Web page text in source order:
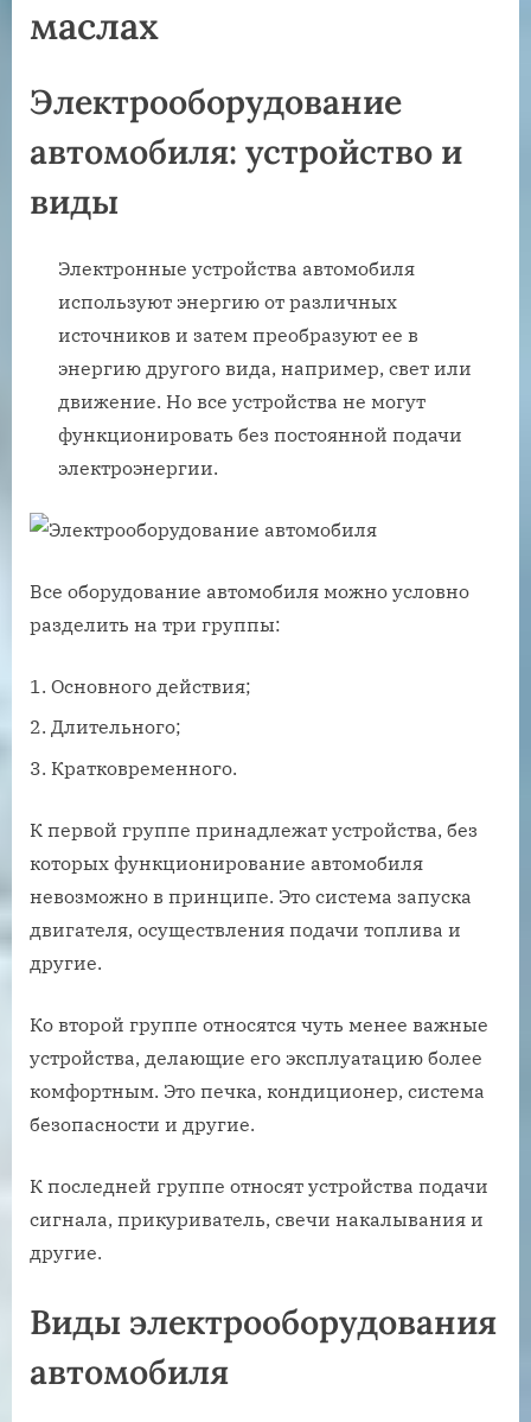
маслах
Электрооборудование
автомобиля: устройство и
виды
Электронные устройства автомобиля
используют энергию от различных
источников и затем преобразуют ее в
энергию другого вида, например, свет или
движение. Но все устройства не могут
функционировать без постоянной подачи
электроэнергии.
Все оборудование автомобиля можно условно
разделить на три группы:
Основного действия;
Длительного;
Кратковременного.
К первой группе принадлежат устройства, без
которых функционирование автомобиля
невозможно в принципе. Это система запуска
двигателя, осуществления подачи топлива и
другие.
Ко второй группе относятся чуть менее важные
устройства, делающие его эксплуатацию более
комфортным. Это печка, кондиционер, система
безопасности и другие.
К последней группе относят устройства подачи
сигнала, прикуриватель, свечи накалывания и
другие.
Виды электрооборудования
автомобиля